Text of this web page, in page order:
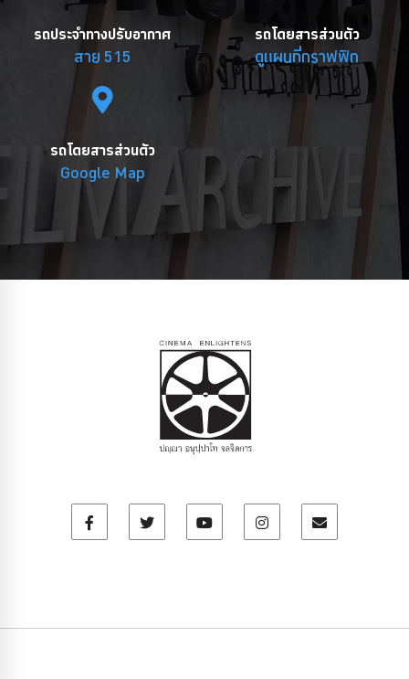
รถประจำทางปรับอากาศ
สาย 515
รถโดยสารส่วนตัว
ดูแผนที่กราฟฟิก
รถโดยสารส่วนตัว
Google Map